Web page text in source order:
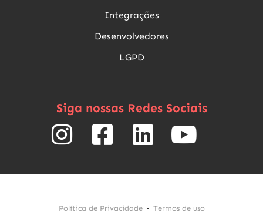
Integrações
Desenvolvedores
LGPD
Siga nossas Redes Sociais
Política de Privacidade Termos de uso